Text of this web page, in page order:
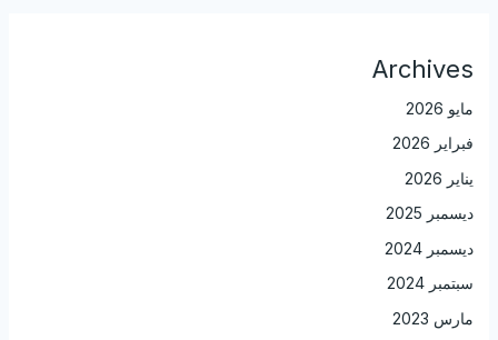
Archives
مايو 2026
فبراير 2026
يناير 2026
ديسمبر 2025
ديسمبر 2024
سبتمبر 2024
مارس 2023